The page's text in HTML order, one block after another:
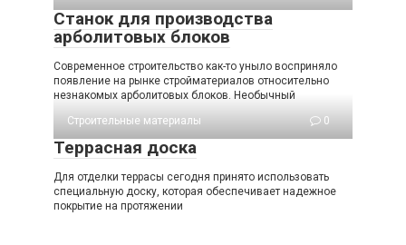
Станок для производства
арболитовых блоков
Современное строительство как-то уныло восприняло
появление на рынке стройматериалов относительно
незнакомых арболитовых блоков. Необычный
Строительные материалы
0
Террасная доска
Для отделки террасы сегодня принято использовать
специальную доску, которая обеспечивает надежное
покрытие на протяжении